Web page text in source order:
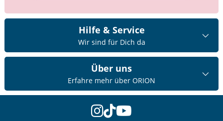
Hilfe & Service
Wir sind für Dich da
Über uns
Erfahre mehr über ORION
instagram
tiktok
youtube